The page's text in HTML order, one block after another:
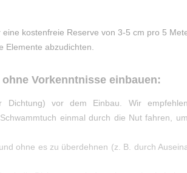
kostenfreie Reserve von 3-5 cm pro 5
Elemente abzudichten.
Vorkenntnisse einbauen:
vor dem Einbau. Wir
einmal durch die Nut fahren,
ohne es zu überdehnen (z. B. durch